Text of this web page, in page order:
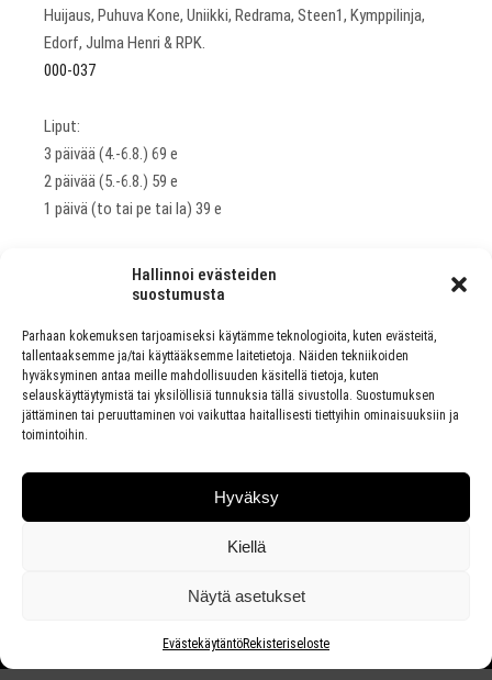
Hallinnoi evästeiden
suostumusta
Parhaan kokemuksen tarjoamiseksi käytämme teknologioita, kuten evästeitä,
tallentaaksemme ja/tai käyttääksemme laitetietoja. Näiden tekniikoiden
hyväksyminen antaa meille mahdollisuuden käsitellä tietoja, kuten
selauskäyttäytymistä tai yksilöllisiä tunnuksia tällä sivustolla. Suostumuksen
jättäminen tai peruuttaminen voi vaikuttaa haitallisesti tiettyihin ominaisuuksiin ja
toimintoihin.
Hyväksy
Kiellä
Näytä asetukset
EvästekäytäntöRekisteriseloste
Huijaus, Puhuva Kone, Uniikki, Redrama, Steen1, Kymppilinja,
Edorf, Julma Henri & RPK.
000-037
Liput:
3 päivää (4.-6.8.) 69 e
2 päivää (5.-6.8.) 59 e
1 päivä (to tai pe tai la) 39 e
www.pipefest.fi ja Lippupalvelu
PREVIOUS ARTICLE
TAMMERFESTISSÄ 80 000 JUHLIJAA
NEXT ARTICLE
PIPEFESTISSÄ KAIKKIEN AIKOJEN
YLEISÖENNÄTYS: 18 000 JUHLIJAA